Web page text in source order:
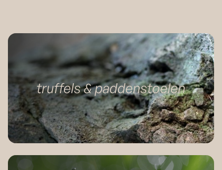
truffels & paddenstoelen